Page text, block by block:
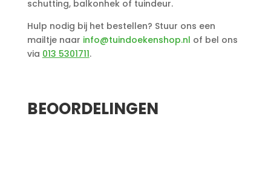
schutting, balkonhek of tuindeur.
Hulp nodig bij het bestellen? Stuur ons een
mailtje naar info@tuindoekenshop.nl of bel ons
via 013 5301711.
BEOORDELINGEN